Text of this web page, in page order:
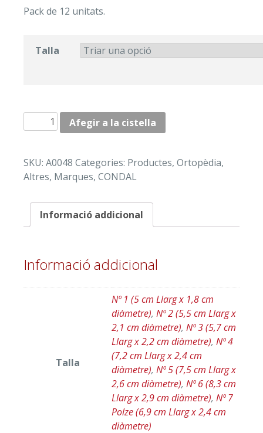
Pack de 12 unitats.
Talla
quantitat
de
DE
GOMA
Afegir a la cistella
SKU: A0048 Categories: Productes, Ortopèdia,
Altres, Marques, CONDAL
Informació addicional
Informació addicional
Talla
Nº 1 (5 cm Llarg x 1,8 cm
diàmetre), Nº 2 (5,5 cm Llarg x
2,1 cm diàmetre), Nº 3 (5,7 cm
Llarg x 2,2 cm diàmetre), Nº 4
(7,2 cm Llarg x 2,4 cm
diàmetre), Nº 5 (7,5 cm Llarg x
2,6 cm diàmetre), Nº 6 (8,3 cm
Llarg x 2,9 cm diàmetre), Nº 7
Polze (6,9 cm Llarg x 2,4 cm
diàmetre)